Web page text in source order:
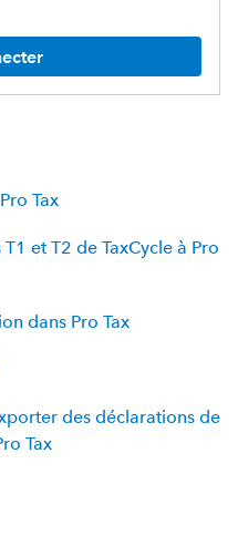
Tax
et T2 de TaxCycle à Pro
dans Pro Tax
des déclarations de
Tax